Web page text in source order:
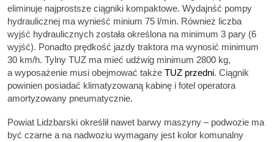
eliminuje najprostsze ciągniki kompaktowe. Wydajnść pompy
hydraulicznej ma wynieść minium 75 l/min. Również liczba
wyjść hydraulicznych została określona na minimum 3 pary (6
wyjść). Ponadto prędkość jazdy traktora ma wynosić minimum
30 km/h. Tylny TUZ ma mieć udźwig minimum 2800 kg,
a wyposażenie musi obejmować także TUZ przedni. Ciągnik
powinien posiadać klimatyzowaną kabinę i fotel operatora
amortyzowany pneumatycznie.
Powiat Lidzbarski określił nawet barwy maszyny – podwozie ma
być czarne a na nadwoziu wymagany jest kolor komunalny